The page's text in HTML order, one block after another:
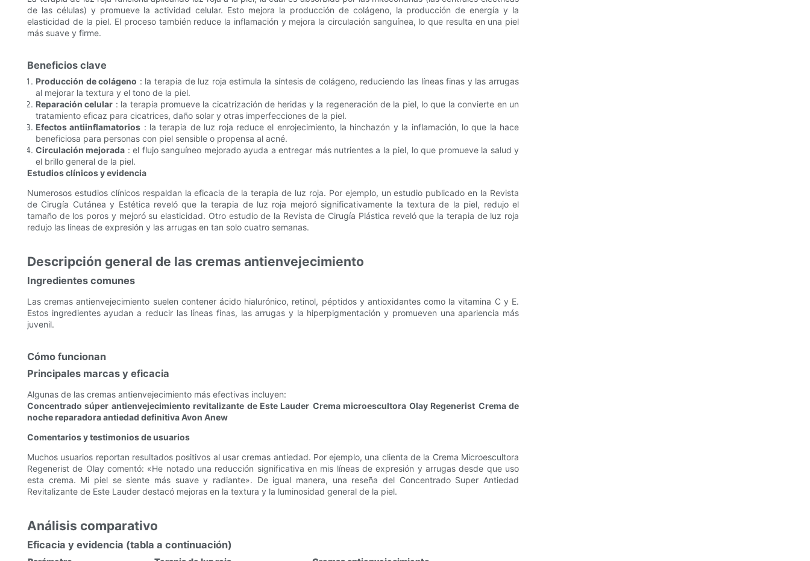
de las células) y promueve la actividad celular. Esto mejora la producción de colágeno, la producción de energía y la
elasticidad de la piel. El proceso también reduce la inflamación y mejora la circulación sanguínea, lo que resulta en una piel
más suave y firme.
Beneficios clave
Producción de colágeno : la terapia de luz roja estimula la síntesis de colágeno, reduciendo las líneas finas y las arrugas
al mejorar la textura y el tono de la piel.
Reparación celular : la terapia promueve la cicatrización de heridas y la regeneración de la piel, lo que la convierte en un
tratamiento eficaz para cicatrices, daño solar y otras imperfecciones de la piel.
Efectos antiinflamatorios : la terapia de luz roja reduce el enrojecimiento, la hinchazón y la inflamación, lo que la hace
beneficiosa para personas con piel sensible o propensa al acné.
Circulación mejorada : el flujo sanguíneo mejorado ayuda a entregar más nutrientes a la piel, lo que promueve la salud y
el brillo general de la piel.
Estudios clínicos y evidencia
Numerosos estudios clínicos respaldan la eficacia de la terapia de luz roja. Por ejemplo, un estudio publicado en la Revista
de Cirugía Cutánea y Estética reveló que la terapia de luz roja mejoró significativamente la textura de la piel, redujo el
tamaño de los poros y mejoró su elasticidad. Otro estudio de la Revista de Cirugía Plástica reveló que la terapia de luz roja
redujo las líneas de expresión y las arrugas en tan solo cuatro semanas.
Descripción general de las cremas antienvejecimiento
Ingredientes comunes
Las cremas antienvejecimiento suelen contener ácido hialurónico, retinol, péptidos y antioxidantes como la vitamina C y E.
Estos ingredientes ayudan a reducir las líneas finas, las arrugas y la hiperpigmentación y promueven una apariencia más
juvenil.
Cómo funcionan
Principales marcas y eficacia
Algunas de las cremas antienvejecimiento más efectivas incluyen:
Concentrado súper antienvejecimiento revitalizante de Este Lauder Crema microescultora Olay Regenerist Crema de
noche reparadora antiedad definitiva Avon Anew
Comentarios y testimonios de usuarios
Muchos usuarios reportan resultados positivos al usar cremas antiedad. Por ejemplo, una clienta de la Crema Microescultora
Regenerist de Olay comentó: «He notado una reducción significativa en mis líneas de expresión y arrugas desde que uso
esta crema. Mi piel se siente más suave y radiante». De igual manera, una reseña del Concentrado Super Antiedad
Revitalizante de Este Lauder destacó mejoras en la textura y la luminosidad general de la piel.
Análisis comparativo
Eficacia y evidencia (tabla a continuación)